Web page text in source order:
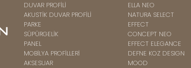
DUVAR PROFİLİ
AKUSTİK DUVAR PROFİLİ
PARKE
SÜPÜRGELİK
PANEL
MOBİLYA PROFİLLERİ
AKSESUAR
ELLA NEO
NATURA SELECT
EFFECT
CONCEPT NEO
EFFECT ELEGANCE
DEFNE KOZ DESIGN
MOOD